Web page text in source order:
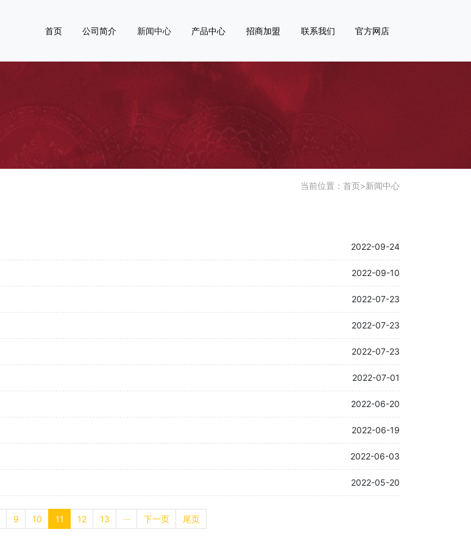
首页 公司简介 新闻中心 产品中心 招商加盟 联系我们 官方网店
当前位置： 首页>新闻中心
2022-09-24
2022-09-10
2022-07-23
2022-07-23
2022-07-23
2022-07-01
2022-06-20
2022-06-19
2022-06-03
2022-05-20
9 10 11 12 13 ··· 下一页 尾页